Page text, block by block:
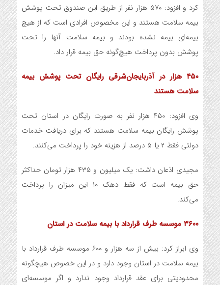
کرد و افزود: ۵۷۰ هزار نفر از طریق این صندوق تحت پوشش
بیمه سلامت هستند و این مخصوص افرادی است که از هیچ
بیمه‌ای بیمه نشده بودند و بیمه سلامت آنها را تحت
پوشش بدون پرداخت هیچ‌گونه حق بیمه قرار داد.
۴۵۰ هزار در آذربایجان‌شرقی رایگان تحت پوشش بیمه
سلامت هستند
وی افزود: ۴۵۰ هزار نفر به صورت رایگان در استان تحت
پوشش رایگان بیمه سلامت هستند که برای دریافت خدمات
دولتی فقط ۲ یا ۵ درصد از هزینه خود را پرداخت می‌کنند.
مجیدی اذعان داشت: یک میلیون و ۴۳۵ هزار تومان حداکثر
حق بیمه است که فقط دهک ۱۰ این میزان را پرداخت
می‌کند.
۳۶۰۰ موسسه طرف قرارداد با بیمه سلامت در استان
وی ابراز کرد: بیش از سه هزار و ۶۰۰ موسسه طرف قرارداد با
بیمه سلامت در استان وجود دارد و در این خصوص هیچگونه
محدودیتی برای عقد قرارداد وجود ندارد و اگر موسسه‌ای